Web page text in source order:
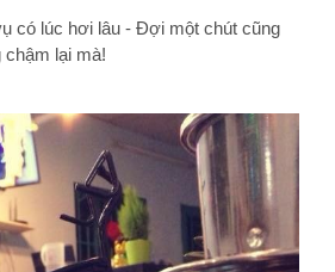
có lúc hơi lâu - Đợi một chút cũng
chậm lại mà!